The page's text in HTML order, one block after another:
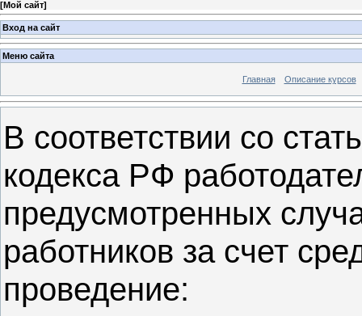
[Мой сайт]
Вход на сайт
Меню сайта
Главная Описание курсов
В соответствии со
кодекса РФ
предусмотренных
работников за счет
проведение: